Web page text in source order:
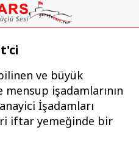
ve büyük
işadamlarının
İşadamları
iftar yemeğinde bir